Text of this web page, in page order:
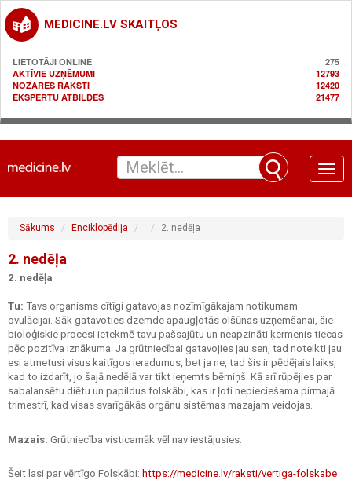
MEDICINE.LV SKAITĻOS
LIETOTĀJI ONLINE
275
AKTĪVIE UZŅĒMUMI
12793
NOZARES RAKSTI
12420
EKSPERTU ATBILDES
21477
Toggle
Sākums Enciklopēdija 2. nedēļa
2. nedēļa
2. nedēļa
Tu: Tavs organisms cītīgi gatavojas nozīmīgākajam notikumam –
ovulācijai. Sāk gatavoties dzemde apaugļotās olšūnas uzņemšanai, šie
bioloģiskie procesi ietekmē tavu pašsajūtu un neapzināti ķermenis tiecas
pēc pozitīva iznākuma. Ja grūtniecībai gatavojies jau sen, tad noteikti jau
esi atmetusi visus kaitīgos ieradumus, bet ja ne, tad šis ir pēdējais laiks,
kad to izdarīt, jo šajā nedēļā var tikt ieņemts bērniņš. Kā arī rūpējies par
sabalansētu diētu un papildus folskābi, kas ir ļoti nepieciešama pirmajā
trimestrī, kad visas svarīgākās orgānu sistēmas mazajam veidojas.
Mazais: Grūtniecība visticamāk vēl nav iestājusies.
Šeit lasi par vērtīgo Folskābi: https://medicine.lv/raksti/vertiga-folskabe